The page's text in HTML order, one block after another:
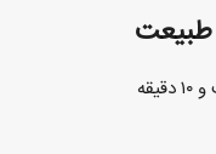
طبیعت